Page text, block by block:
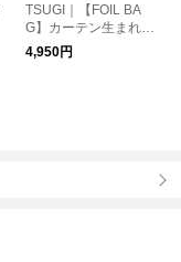
TSUGI｜【FOIL BA
G】カーテン生まれの
シルバー トートバッ
グ（SHIWA/FLAT）
4,950円